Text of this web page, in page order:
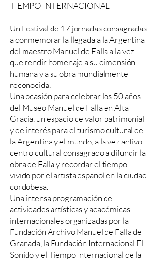
TIEMPO INTERNACIONAL
Un Festival de 17 jornadas consagradas
a conmemorar la llegada a la Argentina
del maestro Manuel de Falla a la vez
que rendir homenaje a su dimensión
humana y a su obra mundialmente
reconocida.
Una ocasión para celebrar los 50 años
del Museo Manuel de Falla en Alta
Gracia, un espacio de valor patrimonial
y de interés para el turismo cultural de
la Argentina y el mundo, a la vez activo
centro cultural consagrado a difundir la
obra de Falla y recordar el tiempo
vivido por el artista español en la ciudad
cordobesa.
Una intensa programación de
actividades artísticas y académicas
internacionales organizadas por la
Fundación Archivo Manuel de Falla de
Granada, la Fundación Internacional El
Sonido y el Tiempo Internacional de la